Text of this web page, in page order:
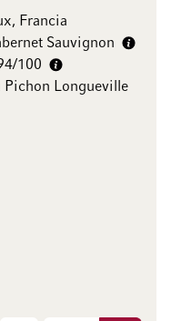
Francia
Sauvignon
100
Pichon Longueville